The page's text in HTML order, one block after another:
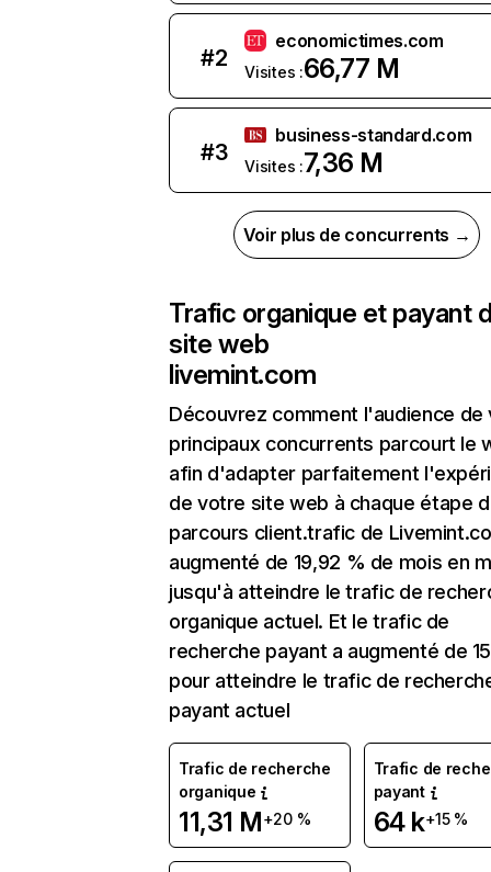
#2
economictimes.com
Visites :66,77 M
#3
business-standard.com
Visites :7,36 M
Voir plus de concurrents →
Trafic organique et payant
site web
livemint.com
Découvrez comment l'audience de
principaux concurrents parcourt le
afin d'adapter parfaitement
de votre site web à chaque étape
parcours client.trafic de
augmenté de 19,92 % de mois en
jusqu'à atteindre le trafic de
organique actuel. Et le trafic de
recherche payant a augmenté de
pour atteindre le trafic de
payant actuel
Trafic de recherche
organique
11,31 M+20 %
Trafic de
payant
64 k+15 %